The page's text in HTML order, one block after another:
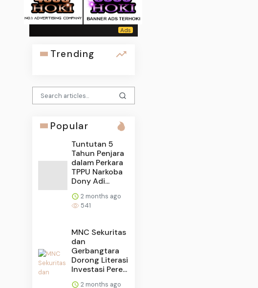
Trending
Popular
Tuntutan 5
Tahun Penjara
dalam Perkara
TPPU Narkoba
Dony Adi...
2 months ago
541
MNC Sekuritas
dan
Gerbangtara
Dorong Literasi
Investasi Pere...
2 months ago